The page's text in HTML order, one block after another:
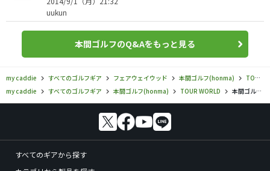
uukun
本間ゴルフのQ&Aをもっと見る
my caddie すべてのゴルフギア フェアウェイウッド 本間ゴルフ(honma)
TOUR WORLD
my caddie
すべてのゴルフギア 本間ゴルフ(honma) TOUR WORLD 本間ゴルフ／TOUR WORLD／TOUR WORLD GS プロトタイプ III フェアウェイウッドの口コミ評価
すべてのギアから探す